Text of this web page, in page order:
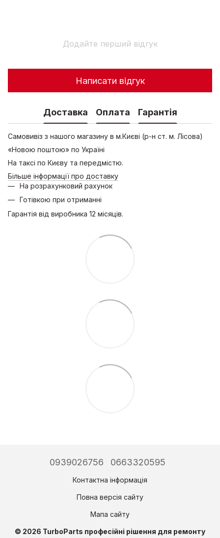
Додайте перший відгук
Написати відгук
Доставка Оплата Гарантія
Самовивіз з нашого магазину в м.Києві (р-н ст. м. Лісова)
«Новою поштою» по Україні
На таксі по Києву та передмістю.
Більше інформації про доставку
На розрахунковий рахунок
Готівкою при отриманні
Гарантія від виробника 12 місяців.
0939026756 0663320595
Контактна інформація
Повна версія сайту
Мапа сайту
© 2026 TurboParts професійні рішення для ремонту